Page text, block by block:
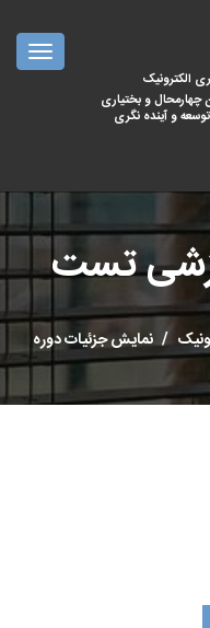
الکترونیک
چهارمحال و بختیاری
و آینده نگری
تست
نمایش جزئیات دوره